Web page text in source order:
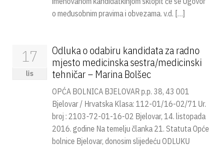
o međusobnim pravima i obvezama. v.d. […]
17
lis
Odluka o odabiru kandidata za radno
mjesto medicinska sestra/medicinski
tehničar – Marina Bolšec
OPĆA BOLNICA BJELOVAR p.p. 38, 43 001
Bjelovar / Hrvatska Klasa: 112-01/16-02/71 Ur.
broj : 2103-72-01-16-02 Bjelovar, 14. listopada
2016. godine Na temelju članka 21. Statuta Opće
bolnice Bjelovar, donosim slijedeću ODLUKU